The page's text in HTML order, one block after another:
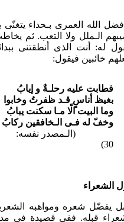
الله العمری بـحداء یتغنّى
الـملل ولا التعب. ثم
له: أنت الذی أنطقتنی
خائبین فیقول:
فطابت علیه رحلـةٌ و إیابُ
بغیظ أناسٍ قـد ظفرتُ وخابوا
وما البیت الّا مـا سکنت یبابُ
وخفّ له فـی الـخافقین رکابُ
(الـمصدر نفسه:
30)
الشعراء
یفضّل شعره ومواهبه
قبله. ففی قصیدة فی